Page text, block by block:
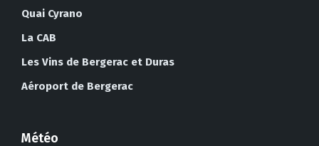
Quai Cyrano
La CAB
Les Vins de Bergerac et Duras
Aéroport de Bergerac
Météo